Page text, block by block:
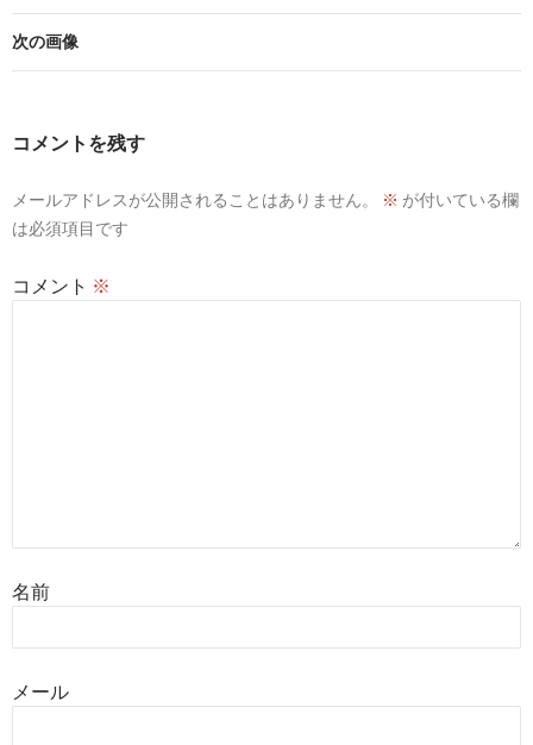
次の画像
コメントを残す
メールアドレスが公開されることはありません。 ※ が付いている欄
は必須項目です
コメント ※
名前
メール